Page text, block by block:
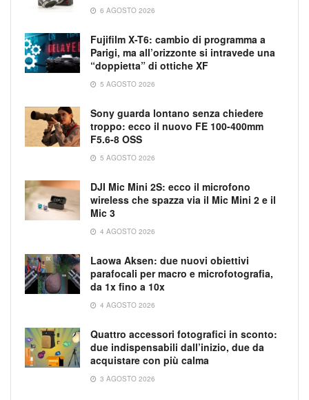
6 AGOSTO 2026
Fujifilm X-T6: cambio di programma a
Parigi, ma all’orizzonte si intravede una
“doppietta” di ottiche XF
5 AGOSTO 2026
Sony guarda lontano senza chiedere
troppo: ecco il nuovo FE 100-400mm
F5.6-8 OSS
5 AGOSTO 2026
DJI Mic Mini 2S: ecco il microfono
wireless che spazza via il Mic Mini 2 e il
Mic 3
4 AGOSTO 2026
Laowa Aksen: due nuovi obiettivi
parafocali per macro e microfotografia,
da 1x fino a 10x
4 AGOSTO 2026
Quattro accessori fotografici in sconto:
due indispensabili dall’inizio, due da
acquistare con più calma
3 AGOSTO 2026